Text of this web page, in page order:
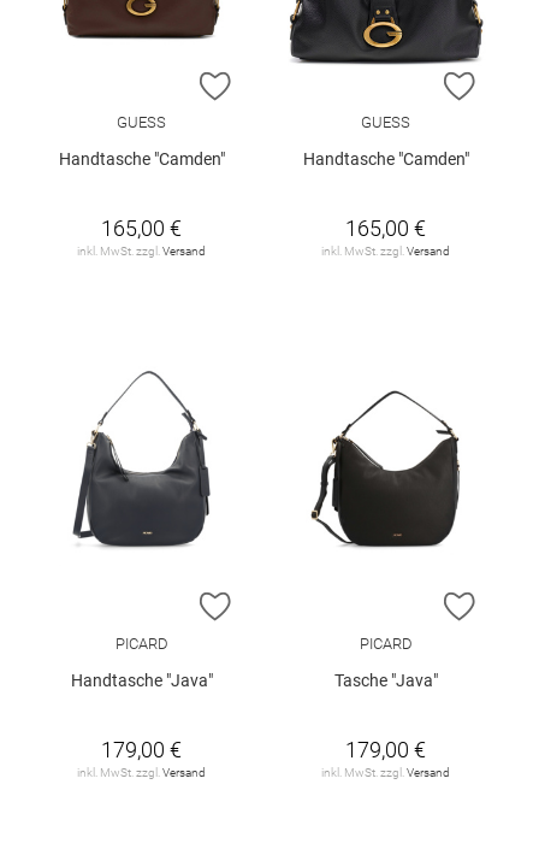
ZUR WUNSCHLISTE HINZUFÜGEN
GUESS
Handtasche "Camden"
165,00 €
inkl. MwSt. zzgl. Versand
ZUR
GUESS
Handtasche "Camden"
165,00 €
inkl. MwSt. zzgl. Versand
ZUR WUNSCHLISTE HINZUFÜGEN
PICARD
Handtasche "Java"
179,00 €
inkl. MwSt. zzgl. Versand
ZUR
PICARD
Tasche "Java"
179,00 €
inkl. MwSt. zzgl. Versand